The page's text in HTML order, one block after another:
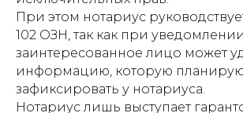
При этом нотариус
102 ОЗН, так как при уведомлении
заинтересованное лицо может
информацию, которую
зафиксировать у нотариуса.
Нотариус лишь выступает